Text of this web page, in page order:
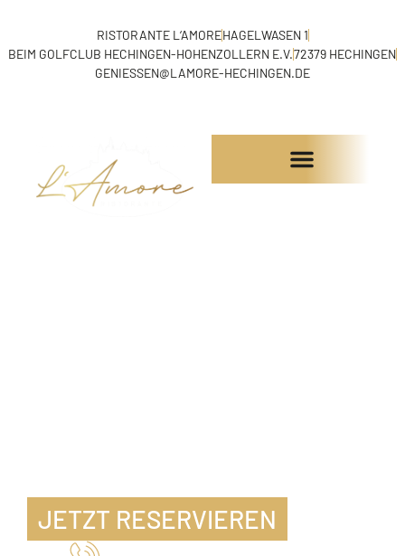
RISTORANTE L‘AMOREHAGELWASEN 1
BEIM GOLFCLUB HECHINGEN-HOHENZOLLERN E.V.72379 HECHINGEN
GENIESSEN@LAMORE-HECHINGEN.DE
JETZT RESERVIEREN